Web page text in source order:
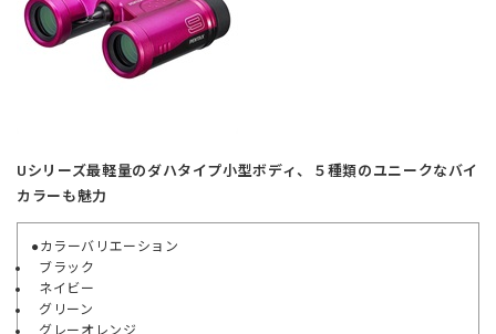
Uシリーズ最軽量のダハタイプ小型ボディ、５種類のユニークなバイ
カラーも魅力
●カラーバリエーション
ブラック
ネイビー
グリーン
グレーオレンジ